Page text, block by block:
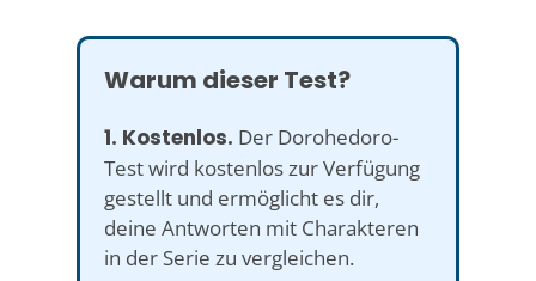
Warum dieser Test?
1. Kostenlos. Der Dorohedoro-
Test wird kostenlos zur Verfügung
gestellt und ermöglicht es dir,
deine Antworten mit Charakteren
in der Serie zu vergleichen.